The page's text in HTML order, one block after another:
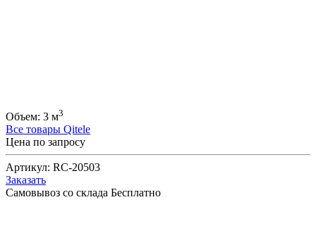
Объем: 3 м3
Все товары Qitele
Цена по запросу
Артикул: RC-20503
Заказать
Самовывоз со склада Бесплатно